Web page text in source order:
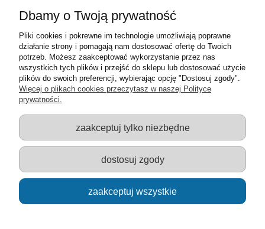
Warunki zakupów
Moje konto
Informacje o sklepie
Sklep z zabawkami Łódź :: Hurownia zabawek :: Zabawki
edukacyjne :: Zestawy artystyczne :: Zabawki :: samochody Welly
:: Zabawkownia :: zabawki dla dzieci :: Lalki :: Klocki :: Artykuły
szkolne ::
Dbamy o Twoją prywatność
Pliki cookies i pokrewne im technologie umożliwiają poprawne
działanie strony i pomagają nam dostosować ofertę do Twoich
potrzeb. Możesz zaakceptować wykorzystanie przez nas
wszystkich tych plików i przejść do sklepu lub dostosować użycie
plików do swoich preferencji, wybierając opcję "Dostosuj zgody".
Więcej o plikach cookies przeczytasz w naszej Polityce
prywatności.
zaakceptuj tylko niezbędne
dostosuj zgody
zaakceptuj wszystkie